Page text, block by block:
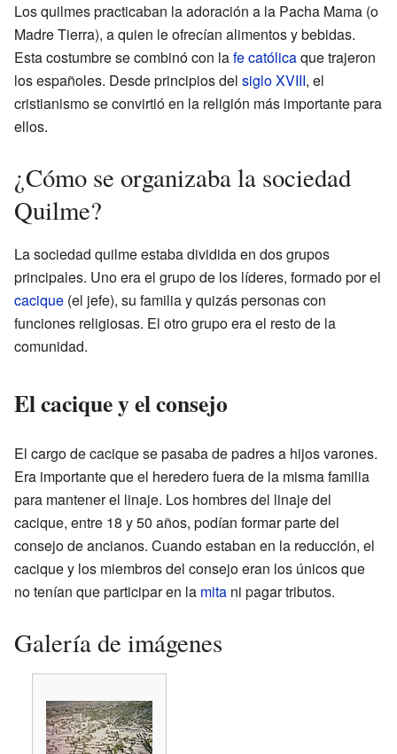
Los quilmes practicaban la adoración a la Pacha Mama (o
Madre Tierra), a quien le ofrecían alimentos y bebidas.
Esta costumbre se combinó con lafe católicaque trajeron
los españoles. Desde principios del siglo XVIII, el
cristianismo se convirtió en la religión más importante para
ellos.
¿Cómo se organizaba la sociedad
Quilme?
La sociedad quilme estaba dividida en dos grupos
principales. Uno era el grupo de los líderes, formado por el
cacique (el jefe), su familia y quizás personas con
funciones religiosas. El otro grupo era el resto de la
comunidad.
El cacique y el consejo
El cargo de cacique se pasaba de padres a hijos varones.
Era importante que el heredero fuera de la misma familia
para mantener el linaje. Los hombres del linaje del
cacique, entre 18 y 50 años, podían formar parte del
consejo de ancianos. Cuando estaban en la reducción, el
cacique y los miembros del consejo eran los únicos que
no tenían que participar en la mita ni pagar tributos.
Galería de imágenes